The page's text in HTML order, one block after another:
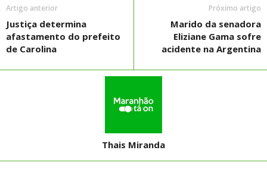
Artigo anterior
Justiça determina
afastamento do prefeito
de Carolina
Próximo artigo
Marido da senadora
Eliziane Gama sofre
acidente na Argentina
Thais Miranda